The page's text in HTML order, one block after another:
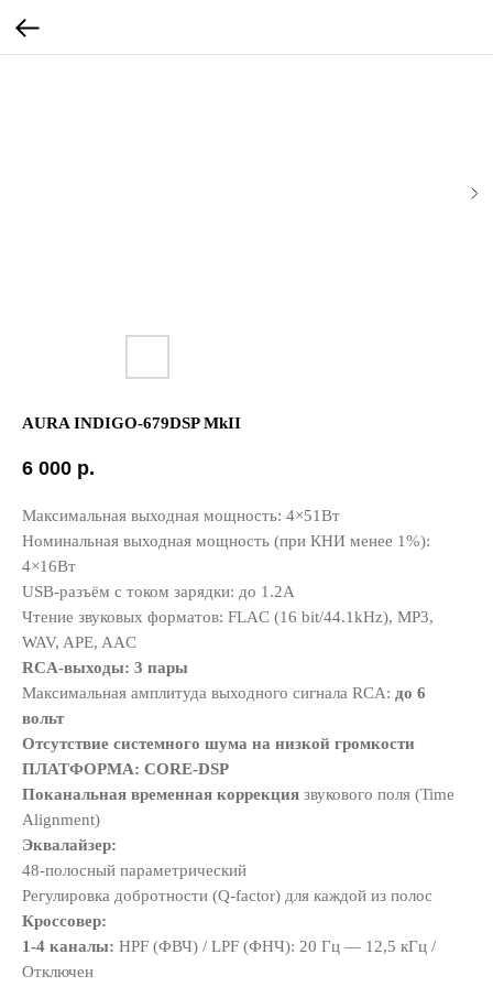
AURA INDIGO-679DSP MkII
6 000 р.
Максимальная выходная мощность: 4×51Вт
Номинальная выходная мощность (при КНИ менее 1%):
4×16Вт
USB-разъём с током зарядки: до 1.2А
Чтение звуковых форматов: FLAC (16 bit/44.1kHz), MP3,
WAV, APE, AAC
RCA-выходы: 3 пары
Максимальная амплитуда выходного сигнала RCA: до 6
вольт
Отсутствие системного шума на низкой громкости
ПЛАТФОРМА: CORE-DSP
Поканальная временная коррекция звукового поля (Time
Alignment)
Эквалайзер:
48-полосный параметрический
Регулировка добротности (Q-factor) для каждой из полос
Кроссовер:
1-4 каналы: HPF (ФВЧ) / LPF (ФНЧ): 20 Гц — 12,5 кГц /
Отключен